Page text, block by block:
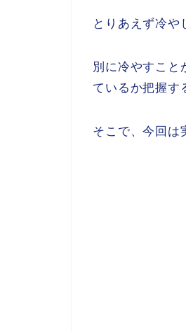
とりあえず冷や
別に冷やすこと
ているか把握す
そこで、今回は